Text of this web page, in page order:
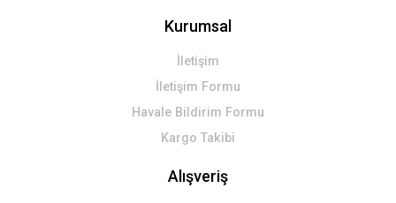
Kurumsal
İletişim
İletişim Formu
Havale Bildirim Formu
Kargo Takibi
Alışveriş